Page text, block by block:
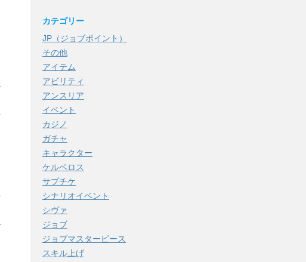
カテゴリー
JP（ジョブポイント）
その他
アイテム
アビリティ
アンスリア
イベント
カジノ
ガチャ
キャラクター
ケルベロス
サプチケ
シナリオイベント
シヴァ
ジョブ
ジョブマスターピース
スキル上げ